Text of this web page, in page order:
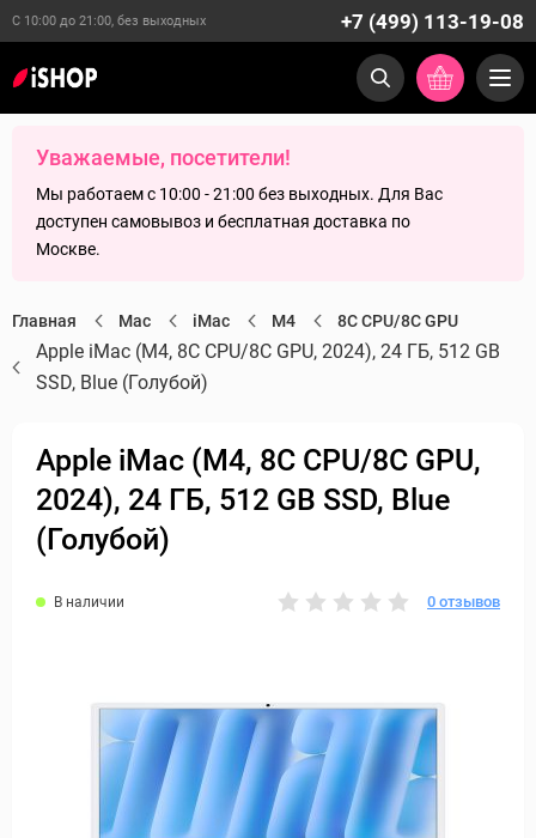
С 10:00 до 21:00, без выходных +7 (499) 113-19-08
Уважаемые, посетители!
Мы работаем с 10:00 - 21:00 без выходных. Для Вас
доступен самовывоз и бесплатная доставка по
Москве.
Главная Mac iMac M4 8C CPU/8C GPU
Apple iMac (M4, 8C CPU/8C GPU, 2024), 24 ГБ, 512 GB
SSD, Blue (Голубой)
Apple iMac (M4, 8C CPU/8C GPU,
2024), 24 ГБ, 512 GB SSD, Blue
(Голубой)
В наличии 0 отзывов